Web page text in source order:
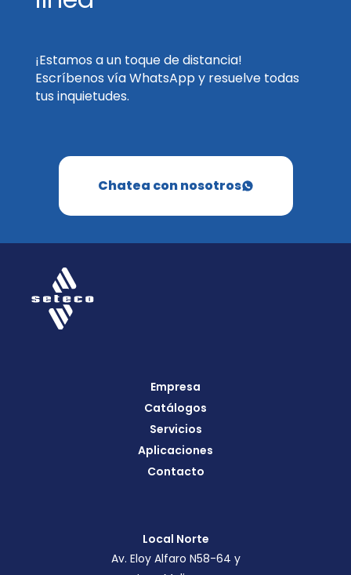
¡Estamos a un toque de distancia!
Escríbenos vía WhatsApp y resuelve todas
tus inquietudes.
Chatea con nosotros
Empresa
Catálogos
Servicios
Aplicaciones
Contacto
Local Norte
Av. Eloy Alfaro N58-64 y